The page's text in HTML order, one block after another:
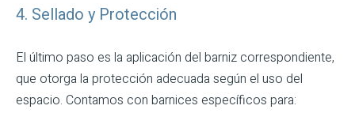
4. Sellado y Protección
El último paso es la aplicación del barniz correspondiente,
que otorga la protección adecuada según el uso del
espacio. Contamos con barnices específicos para: